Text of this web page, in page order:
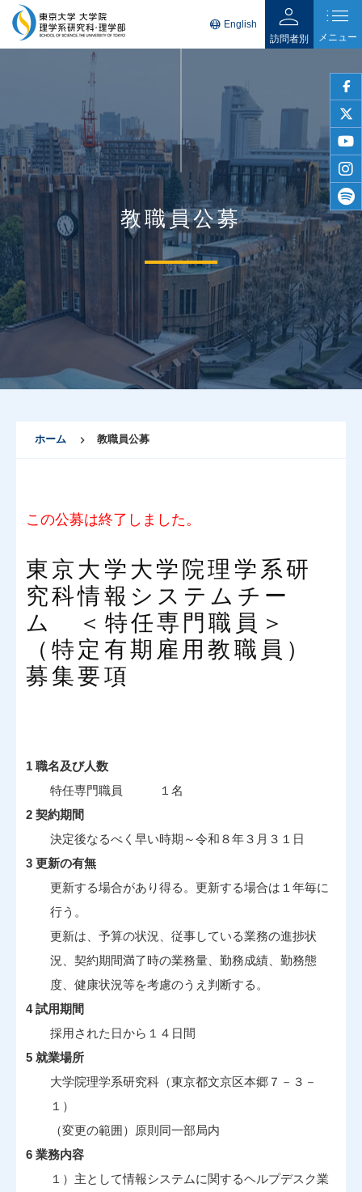
twitter
language English person
訪問者別
list
メニュー
教職員公募
ホーム 教職員公募
この公募は終了しました。
東京大学大学院理学系研
究科情報システムチー
ム ＜特任専門職員＞
（特定有期雇用教職員）
募集要項
1 職名及び人数
特任専門職員 １名
2 契約期間
決定後なるべく早い時期～令和８年３月３１日
3 更新の有無
更新する場合があり得る。更新する場合は１年毎に
行う。
更新は、予算の状況、従事している業務の進捗状
況、契約期間満了時の業務量、勤務成績、勤務態
度、健康状況等を考慮のうえ判断する。
4 試用期間
採用された日から１４日間
5 就業場所
大学院理学系研究科（東京都文京区本郷７－３－
１）
（変更の範囲）原則同一部局内
6 業務内容
１）主として情報システムに関するヘルプデスク業